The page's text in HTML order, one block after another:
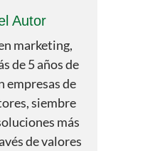
Autor
marketing,
de 5 años de
empresas de
siembre
más
de valores